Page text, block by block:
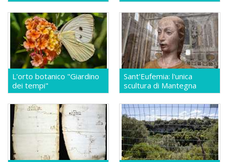
L'orto botanico "Giardino
dei tempi"
Sant'Eufemia: l'unica
scultura di Mantegna